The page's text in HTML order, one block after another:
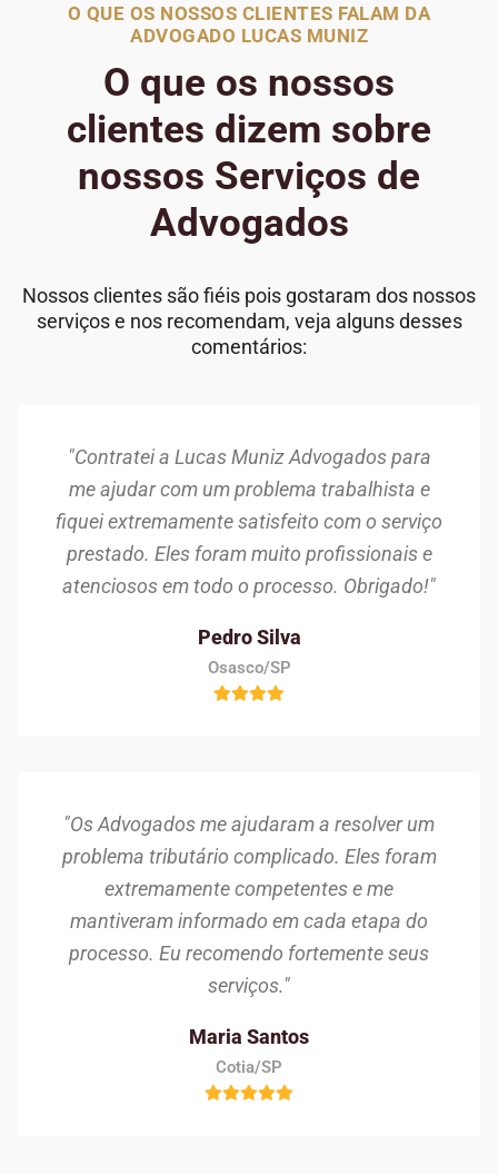
O QUE OS NOSSOS CLIENTES FALAM DA
ADVOGADO LUCAS MUNIZ
O que os nossos
clientes dizem sobre
nossos Serviços de
Advogados
Nossos clientes são fiéis pois gostaram dos nossos
serviços e nos recomendam, veja alguns desses
comentários:
"Contratei a Lucas Muniz Advogados para
me ajudar com um problema trabalhista e
fiquei extremamente satisfeito com o serviço
prestado. Eles foram muito profissionais e
atenciosos em todo o processo. Obrigado!"
Pedro Silva
Osasco/SP
"Os Advogados me ajudaram a resolver um
problema tributário complicado. Eles foram
extremamente competentes e me
mantiveram informado em cada etapa do
processo. Eu recomendo fortemente seus
serviços."
Maria Santos
Cotia/SP